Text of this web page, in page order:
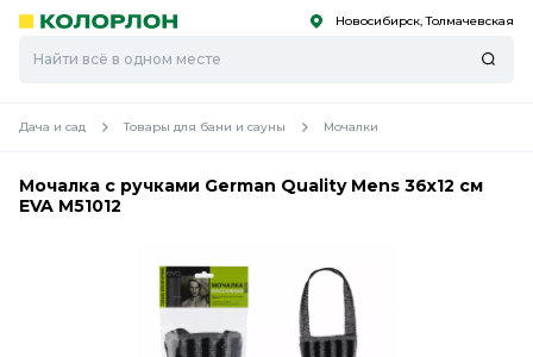
Скоро
Скоро Новосибирск, Толмачевская
Дача и сад Товары для бани и сауны Мочалки
Мочалка с ручками German Quality Mens 36х12 см
EVA М51012